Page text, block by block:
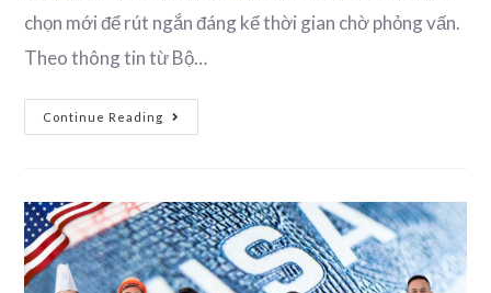
chọn mới để rút ngắn đáng kể thời gian chờ phỏng vấn.
Theo thông tin từ Bộ…
Continue Reading